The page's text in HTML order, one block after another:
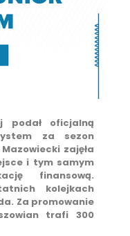
podał oficjalną
za sezon
zajęła
i tym samym
finansową.
kolejkach
Za promowanie
trafi 300